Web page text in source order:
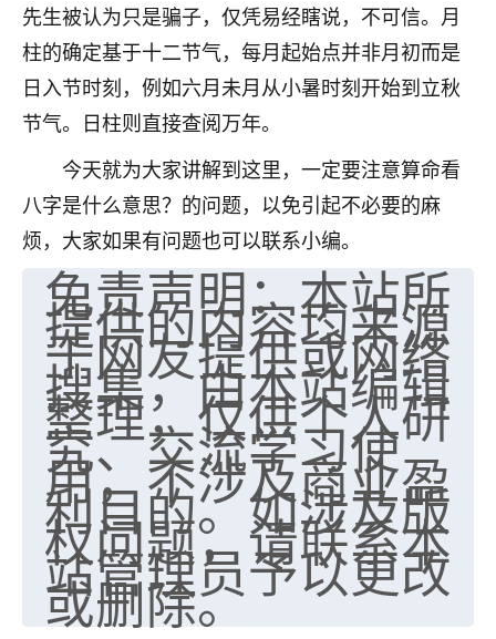
先生被认为只是骗子，仅凭易经瞎说，不可信。月
柱的确定基于十二节气，每月起始点并非月初而是
日入节时刻，例如六月未月从小暑时刻开始到立秋
节气。日柱则直接查阅万年。
今天就为大家讲解到这里，一定要注意算命看
八字是什么意思？的问题，以免引起不必要的麻
烦，大家如果有问题也可以联系小编。
免责声明：本站所
提供的内容均来源
于网友提供或网络
搜集，由本站编辑
整理，仅供个人研
究、交流学习使
用，不涉及商业盈
利目的。如涉及版
权问题，请联系本
站管理员予以更改
或删除。